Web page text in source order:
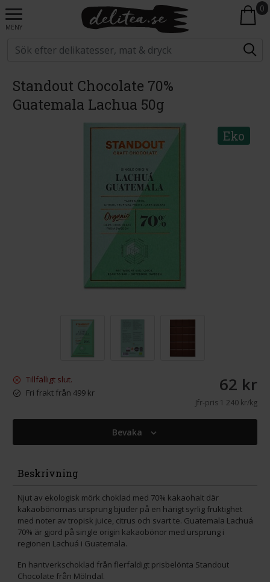
MENY
0
Standout Chocolate 70%
Guatemala Lachua 50g
Eko
Tillfälligt slut.
Fri frakt från 499 kr
62 kr
Jfr-pris1 240 kr/kg
Bevaka
Beskrivning
Njut av ekologisk mörk choklad med 70% kakaohalt där
kakaobönornas ursprung bjuder på en härigt syrlig fruktighet
med noter av tropisk juice, citrus och svart te. Guatemala Lachuá
70% är gjord på single origin kakaobönor med ursprung i
regionen Lachuá i Guatemala.
En hantverkschoklad från flerfaldigt prisbelönta Standout
Chocolate från Mölndal.